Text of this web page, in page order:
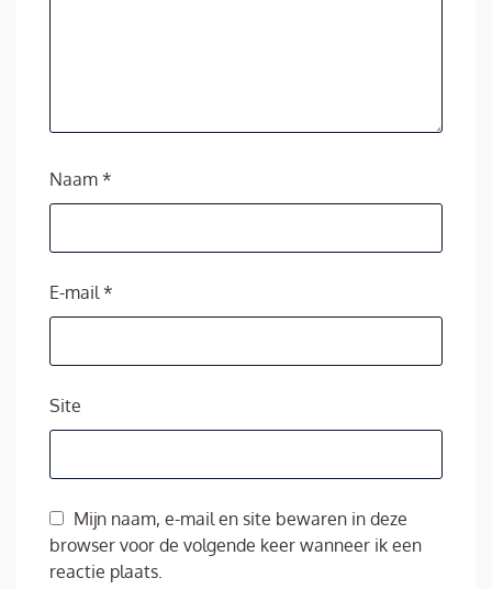
Naam *
E-mail *
Site
Mijn naam, e-mail en site bewaren in deze
browser voor de volgende keer wanneer ik een
reactie plaats.